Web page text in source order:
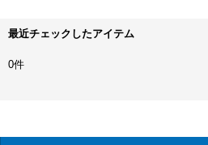
最近チェックしたアイテム
0件